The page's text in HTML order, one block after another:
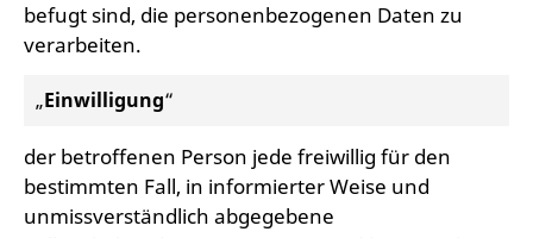
befugt sind, die personenbezogenen Daten zu
verarbeiten.
„Einwilligung“
der betroffenen Person jede freiwillig für den
bestimmten Fall, in informierter Weise und
unmissverständlich abgegebene